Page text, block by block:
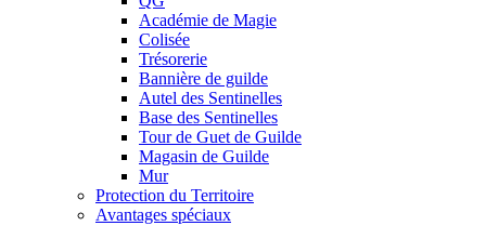
Académie de Magie
Colisée
Trésorerie
Bannière de guilde
Autel des Sentinelles
Base des Sentinelles
Tour de Guet de Guilde
Magasin de Guilde
Mur
Protection du Territoire
Avantages spéciaux